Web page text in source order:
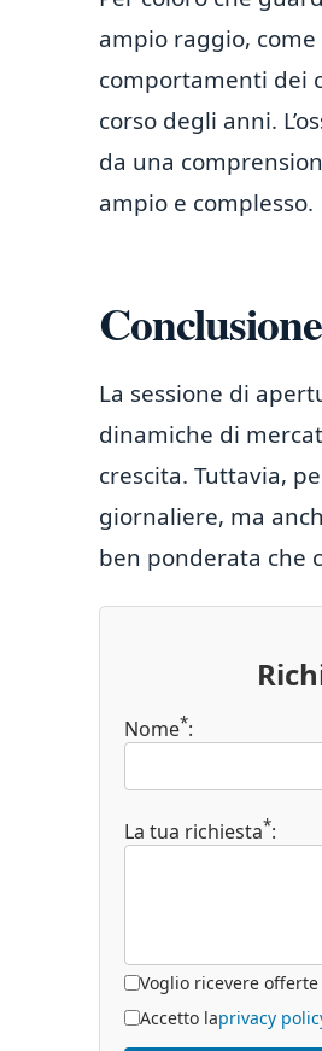
ampio raggio,
comportamenti dei
corso degli anni.
da una
ampio e complesso.
Conclusione
La sessione di
dinamiche di
crescita. Tuttavia,
giornaliere, ma
ben ponderata che
Nome*:
La tua richiesta*:
Voglio ricevere
Accetto laprivacy